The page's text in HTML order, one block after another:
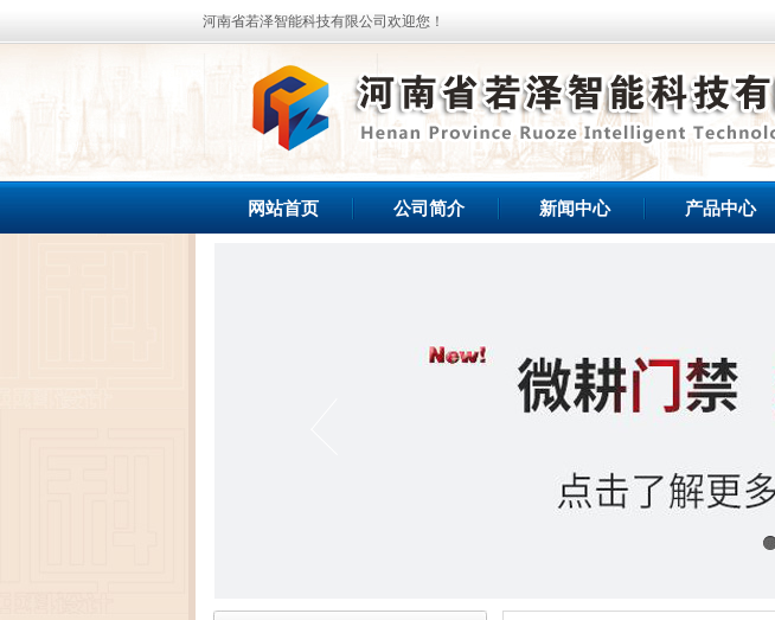
河南省若泽智能科技有限公司欢迎您！
网站首页 公司简介 新闻中心 产品中心